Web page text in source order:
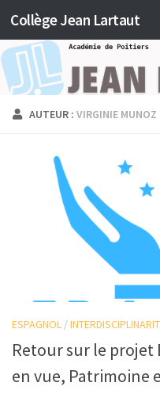
Skip to content
Collège Jean Lartaut
AUTEUR : VIRGINIE MUNOZ
ESPAGNOL /
Retour sur le projet
en vue, Patrimoine